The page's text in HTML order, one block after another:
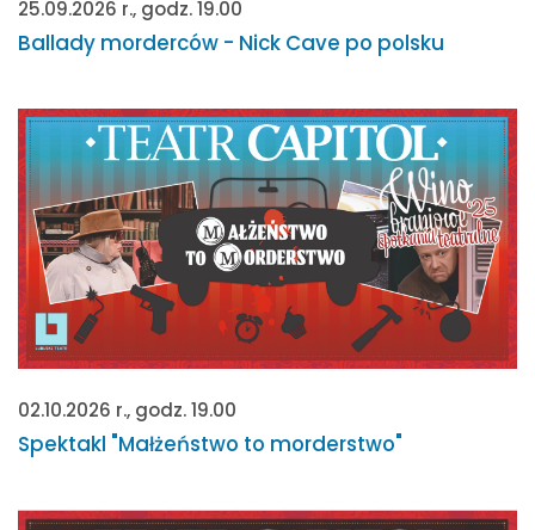
25.09.2026 r., godz. 19.00
Ballady morderców - Nick Cave po polsku
02.10.2026 r., godz. 19.00
Spektakl "Małżeństwo to morderstwo"